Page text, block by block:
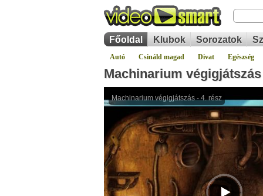
Főoldal Klubok Sorozatok
Autó Csináld magad Divat Egészség
Machinarium